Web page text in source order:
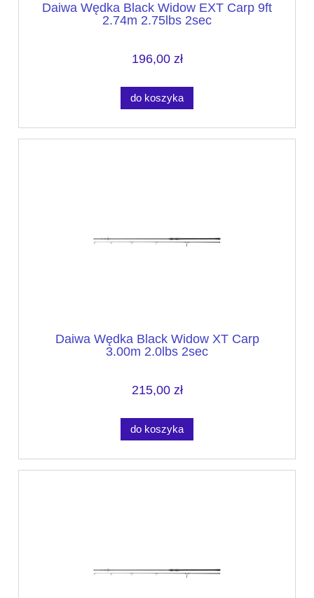
Daiwa Wędka Black Widow EXT Carp 9ft
2.74m 2.75lbs 2sec
196,00 zł
do koszyka
Daiwa Wędka Black Widow XT Carp
3.00m 2.0lbs 2sec
215,00 zł
do koszyka